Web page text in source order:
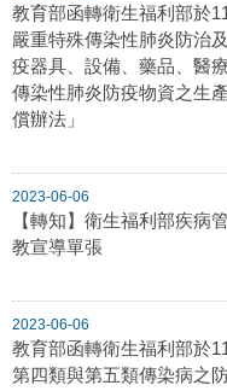
教育部函轉衛生福利部於
嚴重特殊傳染性肺炎防治
疫器具、設備、藥品、醫
傳染性肺炎防疫物資之生
償辦法」
2023-06-06
【轉知】衛生福利部疾病
教宣導單張
2023-06-06
教育部函轉衛生福利部於
第四類與第五類傳染病之防